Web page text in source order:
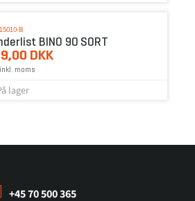
B
BINO 90 SORT
DKK
moms
lager
+45 70 500 365